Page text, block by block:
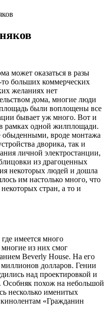
может оказаться в разы
больших коммерческих
желаниях нет
дома, многие люди
были воплощены все
бывает уж много. Вот и
рамках одной жилплощади.
обыденными, вроде монтажа
дворика, так и
личной электростанции,
из драгоценных
некоторых людей и дошла
им настолько много, что
стран, а то и
имеется много
из них смог
Beverly House. На его
долларов. Гении
над проектировкой и
похож на небольшой
несколько именитых
«Гражданин